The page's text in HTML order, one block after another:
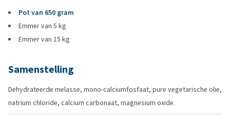
Pot van 650 gram
Emmer van 5 kg
Emmer van 15 kg
Samenstelling
Dehydrateerde melasse, mono-calciumfosfaat, pure vegetarische olie,
natrium chloride, calcium carbonaat, magnesium oxide.